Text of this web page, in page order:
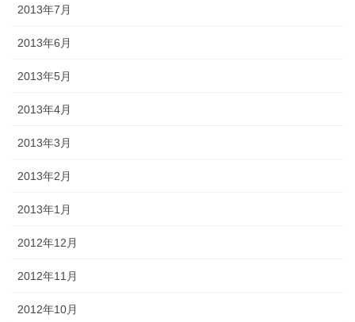
2013年7月
2013年6月
2013年5月
2013年4月
2013年3月
2013年2月
2013年1月
2012年12月
2012年11月
2012年10月